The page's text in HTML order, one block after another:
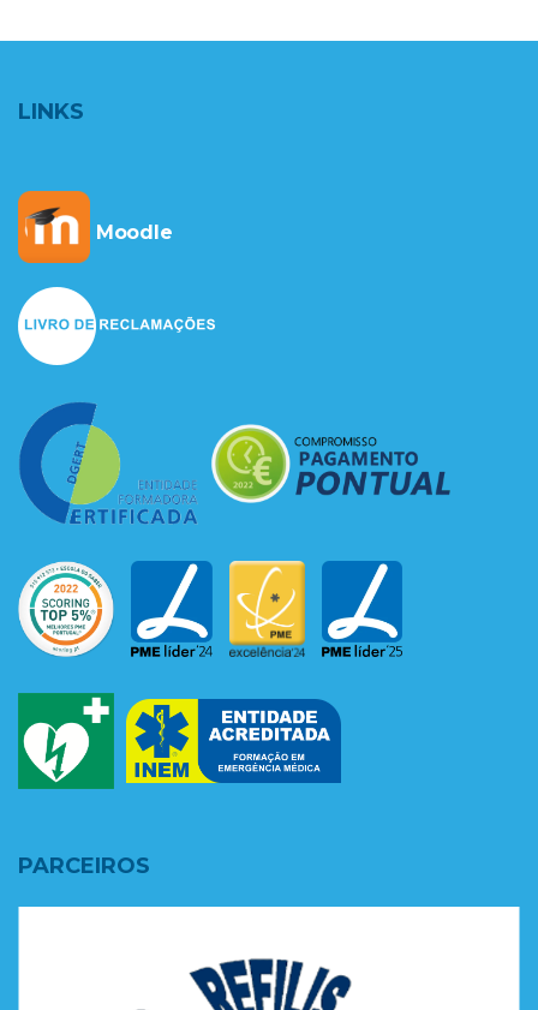
LINKS
Moodle
PARCEIROS